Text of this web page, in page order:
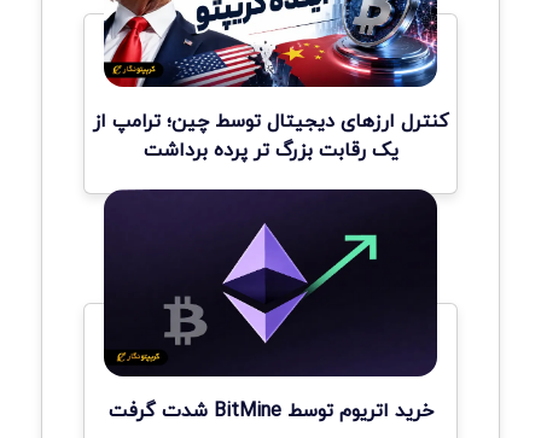
کنترل ارزهای دیجیتال توسط چین؛ ترامپ از
یک رقابت بزرگ تر پرده برداشت
خرید اتریوم توسط BitMine شدت گرفت